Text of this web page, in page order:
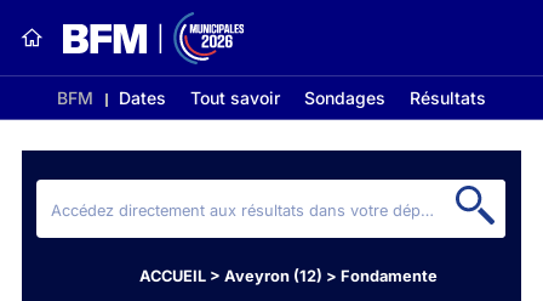
BFM Dates Tout savoir Sondages Résultats
ACCUEIL > Aveyron (12) > Fondamente